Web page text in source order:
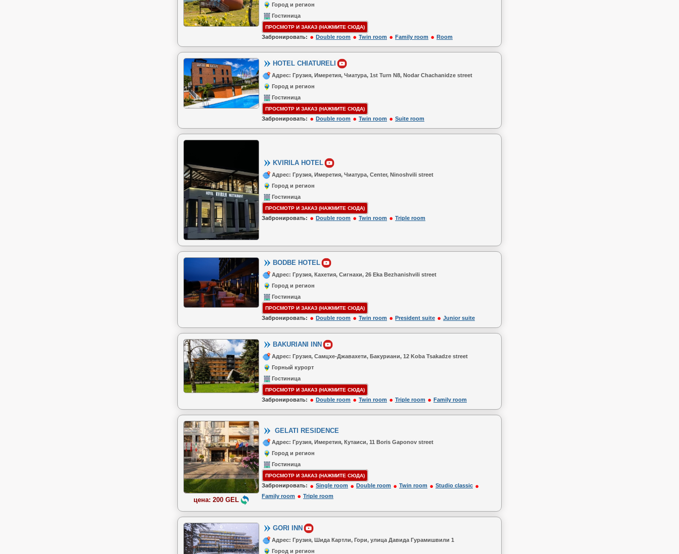
Город и регион
Гостиница
ПРОСМОТР И ЗАКАЗ (НАЖМИТЕ СЮДА)
Забронировать: Double room Twin room Family room Room
HOTEL CHIATURELI
Адрес: Грузия, Имеретия, Чиатура, 1st Turn N8, Nodar Chachanidze street
Город и регион
Гостиница
ПРОСМОТР И ЗАКАЗ (НАЖМИТЕ СЮДА)
Забронировать: Double room Twin room Suite room
KVIRILA HOTEL
Адрес: Грузия, Имеретия, Чиатура, Center, Ninoshvili street
Город и регион
Гостиница
ПРОСМОТР И ЗАКАЗ (НАЖМИТЕ СЮДА)
Забронировать: Double room Twin room Triple room
BODBE HOTEL
Адрес: Грузия, Кахетия, Сигнахи, 26 Eka Bezhanishvili street
Город и регион
Гостиница
ПРОСМОТР И ЗАКАЗ (НАЖМИТЕ СЮДА)
Забронировать: Double room Twin room President suite Junior suite
BAKURIANI INN
Адрес: Грузия, Самцхе-Джавахети, Бакуриани, 12 Koba Tsakadze street
Горный курорт
Гостиница
ПРОСМОТР И ЗАКАЗ (НАЖМИТЕ СЮДА)
Забронировать: Double room Twin room Triple room Family room
цена: 200 GEL
GELATI RESIDENCE
Адрес: Грузия, Имеретия, Кутаиси, 11 Boris Gaponov street
Город и регион
Гостиница
ПРОСМОТР И ЗАКАЗ (НАЖМИТЕ СЮДА)
Забронировать: Single room Double room Twin room
Studio classic
Family room
Triple room
GORI INN
Адрес: Грузия, Шида Картли, Гори, улица Давида Гурамишвили 1
Город и регион